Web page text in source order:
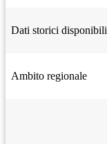
Dati storici disponibili
Ambito regionale